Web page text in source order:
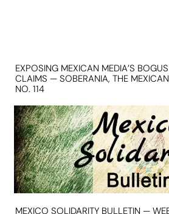
EXPOSING MEXICAN MEDIA’S
CLAIMS — SOBERANIA, THE
NO. 114
MEXICO SOLIDARITY BULLETIN —